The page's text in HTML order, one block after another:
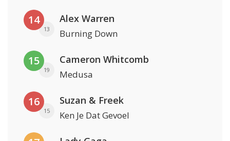
14
13
Alex Warren
Burning Down
15
19
Cameron Whitcomb
Medusa
16
15
Suzan & Freek
Ken Je Dat Gevoel